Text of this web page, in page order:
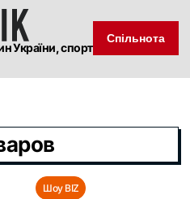
України, спорт
Спільнота
Шоу BIZ